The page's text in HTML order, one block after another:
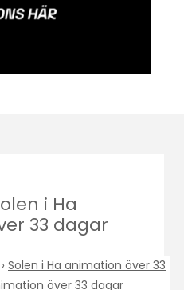
i Ha
33 dagar
› Solen i Ha animation över 33
över 33 dagar